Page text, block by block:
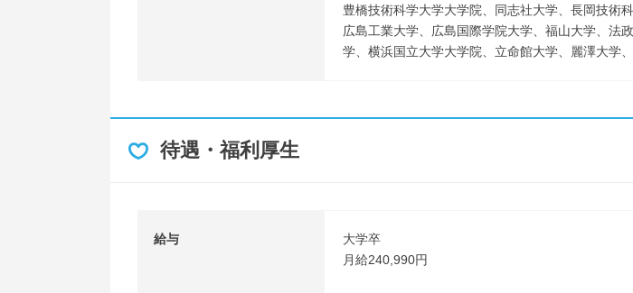
豊橋技術科学大学大学院、同志社大学、長岡技術
広島工業大学、広島国際学院大学、福山大学、法
学、横浜国立大学大学院、立命館大学、麗澤大学
待遇・福利厚生
給与
大学卒
月給240,990円